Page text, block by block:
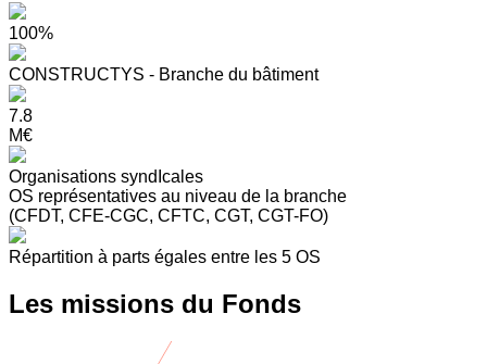
100%
CONSTRUCTYS - Branche du bâtiment
7.8
M€
Organisations syndIcales
OS représentatives au niveau de la branche
(CFDT, CFE-CGC, CFTC, CGT, CGT-FO)
Répartition à parts égales entre les 5 OS
Les missions du Fonds